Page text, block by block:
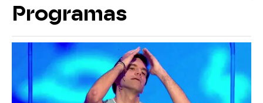
Programas